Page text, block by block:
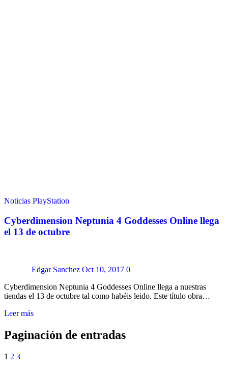
Noticias PlayStation
Cyberdimension Neptunia 4 Goddesses Online llega
el 13 de octubre
Edgar Sanchez Oct 10, 2017 0
Cyberdimension Neptunia 4 Goddesses Online llega a nuestras
tiendas el 13 de octubre tal como habéis leido. Este título obra…
Leer más
Paginación de entradas
1 2 3